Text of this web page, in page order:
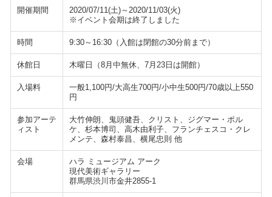
開催期間
2020/07/11(土)～2020/11/03(火)
※イベント会期は終了しました
時間 9:30～16:30（入館は閉館の30分前まで）
休館日 木曜日（8月中無休、7月23日は開館）
入場料
一般1,100円/大高生700円/小中生500円/70歳以上550
円
参加アーテ
ィスト
大竹伸朗、鬼頭健吾、クリスト、ジグマー・ポル
ケ、杉本博司、高木由利子、フランチェスコ・クレ
メンテ、森村泰昌、横尾忠則 他
会場
ハラ ミュージアム アーク
現代美術ギャラリー
群馬県渋川市金井2855-1